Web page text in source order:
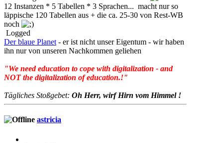
12 Instanzen * 5 Tabellen * 3 Sprachen... macht nur so
läppische 120 Tabellen aus + die ca. 25-30 von Rest-WB
noch
Logged
Der blaue Planet - er ist nicht unser Eigentum - wir haben
ihn nur von unseren Nachkommen geliehen
"We need education to cope with digitalization - and
NOT the digitalization of education.!"
Tägliches Stoßgebet: Oh Herr, wirf Hirn vom Himmel !
astricia